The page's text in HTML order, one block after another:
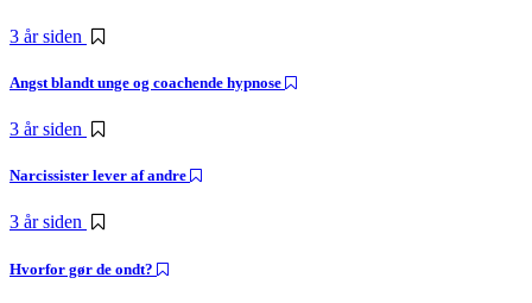
3 år siden
Angst blandt unge og coachende hypnose
3 år siden
Narcissister lever af andre
3 år siden
Hvorfor gør de ondt?